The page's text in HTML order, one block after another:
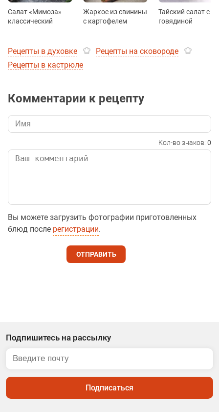
Салат «Мимоза»
классический
Жаркое из свинины
с картофелем
Тайский салат с
говядиной
Рецепты в духовке
Рецепты на сковороде
Рецепты в кастрюле
Комментарии к рецепту
Кол-во знаков: 0
Вы можете загрузить фотографии приготовленных
блюд после регистрации.
ОТПРАВИТЬ
Подпишитесь на рассылку
Подписаться